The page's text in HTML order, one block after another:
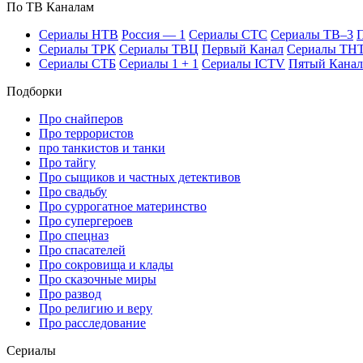
По ТВ Ка­на­лам
Се­риа­лы НТВ Рос­сия — 1 Се­риа­лы СТС Се­риа­лы ТВ–3
Се­риа­лы ТРК Се­риа­лы ТВЦ Пер­вый Ка­нал Се­риа­лы
Се­риа­лы СТБ Се­риа­лы 1 + 1 Се­риа­лы ICTV Пя­тый Ка­нал
Подборки
Про снайперов
Про террористов
про танкистов и танки
Про тайгу
Про сыщиков и частных детективов
Про свадьбу
Про суррогатное материнство
Про супергероев
Про спецназ
Про спасателей
Про сокровища и клады
Про сказочные миры
Про развод
Про религию и веру
Про расследование
Се­риа­лы